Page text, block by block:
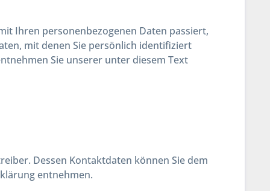
Ihren personenbezogenen Daten passiert,
mit denen Sie persönlich identifiziert
Sie unserer unter diesem Text
Dessen Kontaktdaten können Sie dem
entnehmen.